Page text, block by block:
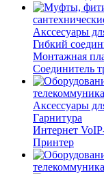
Акссесуары
Гибкий
Монтажная
Соединитель
Аксессуары
Гарнитура
Интернет
Принтер